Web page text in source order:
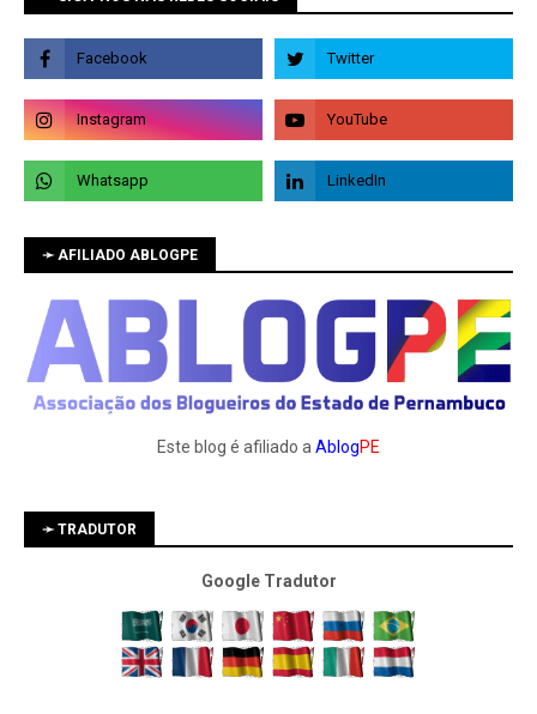
➛ AFILIADO ABLOGPE
Este blog é afiliado a AblogPE
➛ TRADUTOR
Google Tradutor